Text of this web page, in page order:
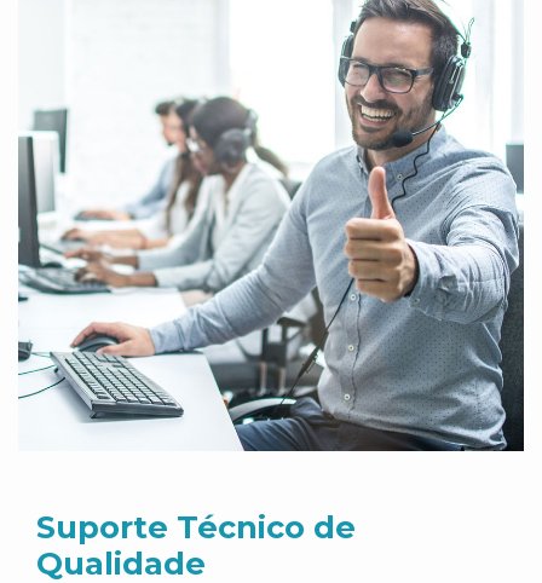
Suporte Técnico de
Qualidade